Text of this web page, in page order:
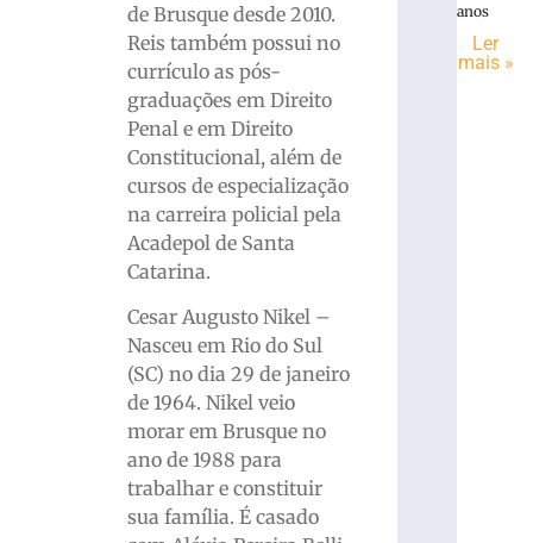
de Brusque desde 2010.
Reis também possui no
currículo as pós-
graduações em Direito
Penal e em Direito
Constitucional, além de
cursos de especialização
na carreira policial pela
Acadepol de Santa
Catarina.
Cesar Augusto Nikel –
Nasceu em Rio do Sul
(SC) no dia 29 de janeiro
de 1964. Nikel veio
morar em Brusque no
ano de 1988 para
trabalhar e constituir
sua família. É casado
anos
Ler
mais »